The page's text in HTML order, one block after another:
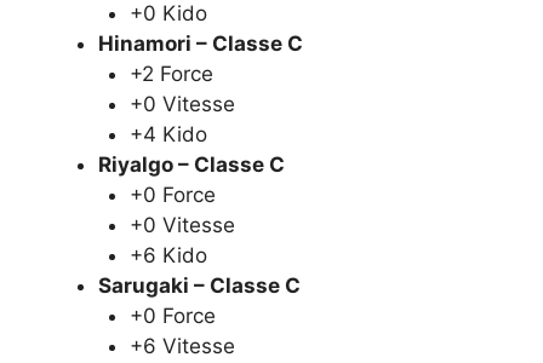
+0 Kido
Hinamori – Classe C
+2 Force
+0 Vitesse
+4 Kido
Riyalgo – Classe C
+0 Force
+0 Vitesse
+6 Kido
Sarugaki – Classe C
+0 Force
+6 Vitesse